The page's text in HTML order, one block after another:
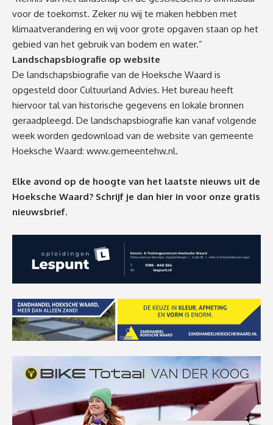
voor de toekomst. Zeker nu wij te maken hebben met
klimaatverandering en wij voor grote opgaven staan op het
gebied van het gebruik van bodem en water.”
Landschapsbiografie op website
De landschapsbiografie van de Hoeksche Waard is
opgesteld door Cultuurland Advies. Het bureau heeft
hiervoor tal van historische gegevens en lokale bronnen
geraadpleegd. De landschapsbiografie kan vanaf volgende
week worden gedownload van de website van gemeente
Hoeksche Waard: www.gemeentehw.nl.
Elke avond op de hoogte van het laatste nieuws uit de
Hoeksche Waard? Schrijf je dan hier in voor onze gratis
nieuwsbrief.